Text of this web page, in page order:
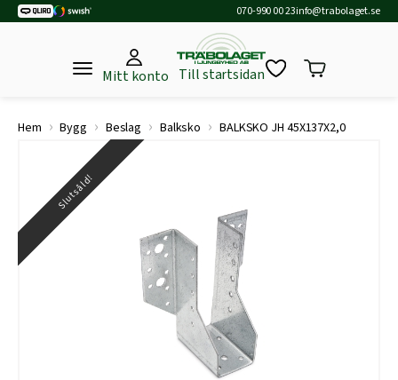
070-990 00 23info@trabolaget.se
Mitt konto Till startsidan
Hem › Bygg › Beslag › Balksko › BALKSKO JH 45X137X2,0
Slutsåld!